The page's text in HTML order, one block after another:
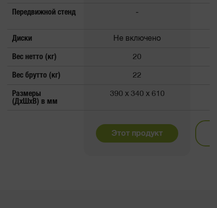
Передвижной стенд -
Диски Не включено
Вес нетто (кг) 20
Вес брутто (кг) 22
Размеры
(ДxШxВ) в мм
390 x 340 x 610
Этот продукт